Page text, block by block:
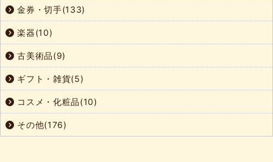
金券・切手(133)
楽器(10)
古美術品(9)
ギフト・雑貨(5)
コスメ・化粧品(10)
その他(176)